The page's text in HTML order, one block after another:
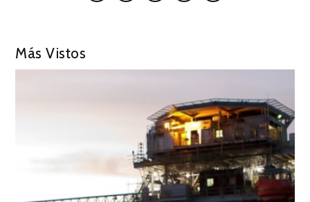
Más Vistos